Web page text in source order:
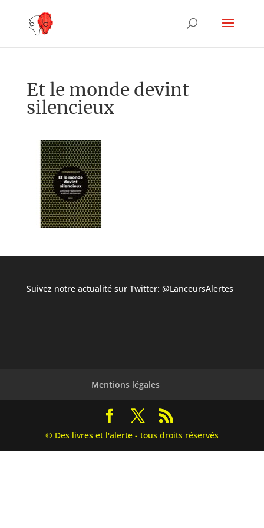
Et le monde devint
silencieux
Suivez notre actualité sur Twitter: @LanceursAlertes
Mentions légales
© Des livres et l'alerte - tous droits réservés